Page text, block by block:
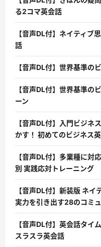
る2コマ英会話
【音声DL付】ネイティブ
話
【音声DL付】世界基準の
【音声DL付】世界基準の
ーン
【音声DL付】入門ビジネ
かす！ 初めてのビジネス
【音声DL付】多業種に対
別 実践応対トレーニング
【音声DL付】新装版 ネ
実力を引き出す28のコミ
【音声DL付】英会話タイ
スラスラ英会話